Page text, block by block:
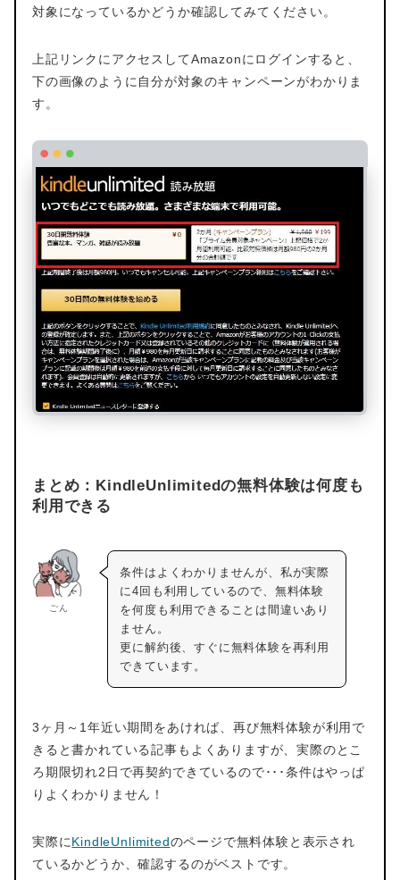
対象になっているかどうか確認してみてください。
上記リンクにアクセスしてAmazonにログインすると、
下の画像のように自分が対象のキャンペーンがわかりま
す。
まとめ：KindleUnlimitedの無料体験は何度も
利用できる
ごん
条件はよくわかりませんが、私が実際
に4回も利用しているので、無料体験
を何度も利用できることは間違いあり
ません。
更に解約後、すぐに無料体験を再利用
できています。
3ヶ月～1年近い期間をあければ、再び無料体験が利用で
きると書かれている記事もよくありますが、実際のとこ
ろ期限切れ2日で再契約できているので･･･条件はやっぱ
りよくわかりません！
実際にKindleUnlimitedのページで無料体験と表示され
ているかどうか、確認するのがベストです。